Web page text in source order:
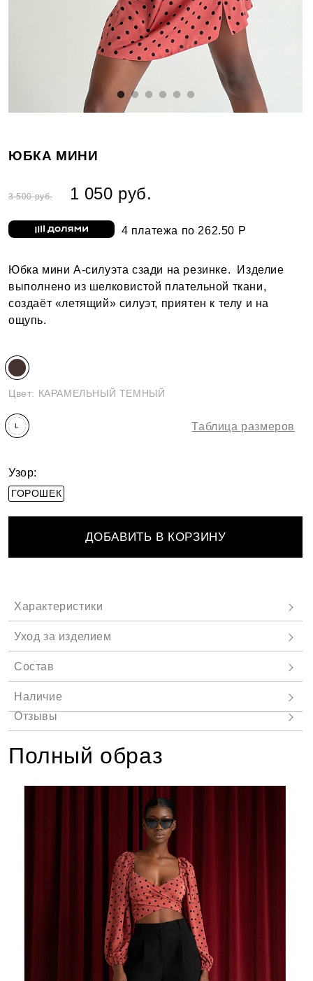
ЮБКА МИНИ
3 500 руб. 1 050 руб.
4 платежа по 262.50 Р
Юбка мини А-силуэта сзади на резинке. Изделие
выполнено из шелковистой плательной ткани,
создаёт «летящий» силуэт, приятен к телу и на
ощупь.
Цвет: КАРАМЕЛЬНЫЙ ТЕМНЫЙ
L Таблица размеров
Узор:
ГОРОШЕК
ДОБАВИТЬ В КОРЗИНУ
Полный образ